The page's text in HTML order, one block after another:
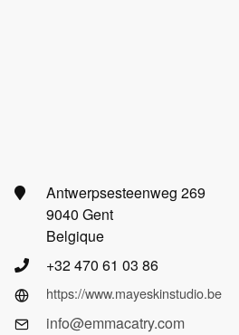
Antwerpsesteenweg 269
9040 Gent
Belgique
+32 470 61 03 86
https://www.mayeskinstudio.be
info@emmacatry.com